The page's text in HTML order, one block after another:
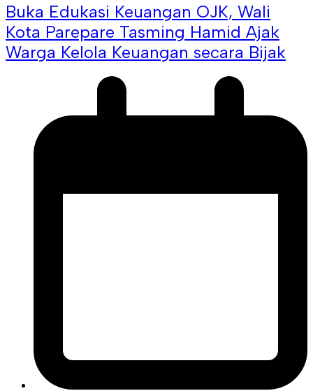
Buka Edukasi Keuangan OJK, Wali
Kota Parepare Tasming Hamid Ajak
Warga Kelola Keuangan secara Bijak